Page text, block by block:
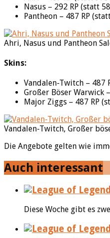
Nasus – 292 RP (statt
Pantheon – 487 RP
Ahri, Nasus und Pantheon
Skins:
Vandalen-Twitch – 487
Großer Böser Warwick
Major Ziggs – 487 RP
Vandalen-Twitch, Großer
Die Angebote gelten wie
Auch interessant
Diese Woche gibt es